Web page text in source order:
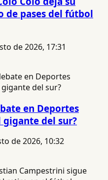
de pases del fútbol
de 2026, 17:31
en Deportes
gigante del sur?
de 2026, 10:32